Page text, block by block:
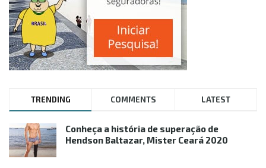
TRENDING COMMENTS LATEST
Conheça a história de superação de
Hendson Baltazar, Mister Ceará 2020